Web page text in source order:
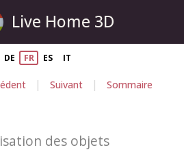
Live Home 3D
DE FR ES IT
| Suivant | Sommaire
des objets